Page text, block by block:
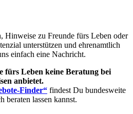
Hinweise zu Freunde fürs Leben oder
unterstützen und ehrenamtlich
einfach eine Nachricht.
fürs Leben keine Beratung bei
anbietet.
Finder“ findest Du bundesweite
beraten lassen kannst.